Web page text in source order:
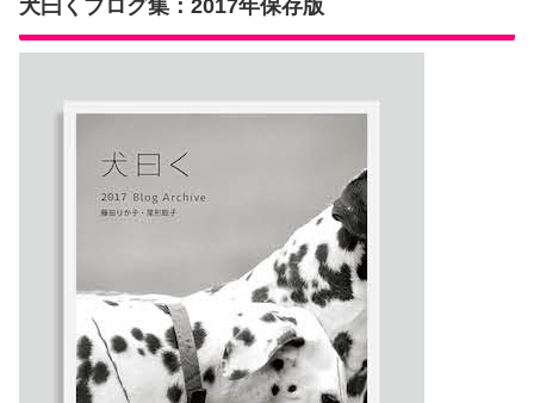
犬曰くブログ集：2017年保存版